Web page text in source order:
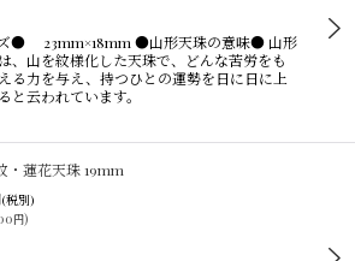
● 23mm×18mm ●山形天珠の意味● 山形
、山を紋様化した天珠で、どんな苦労をも
る力を与え、持つひとの運勢を日に日に上
と云われています。
・蓮花天珠 19mm
(税別)
円)